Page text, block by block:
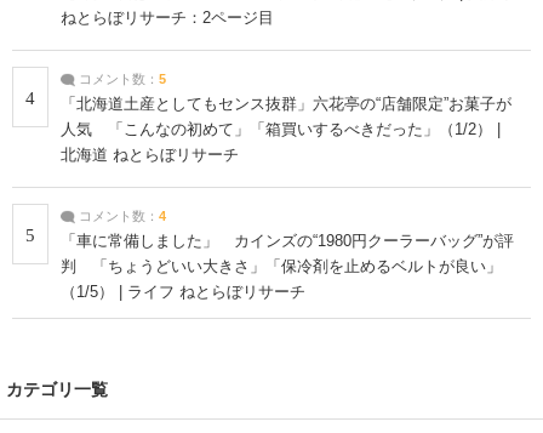
ねとらぼリサーチ：2ページ目
4
コメント数： 5
「北海道土産としてもセンス抜群」六花亭の“店舗限定”お菓子が
人気 「こんなの初めて」「箱買いするべきだった」（1/2） |
北海道 ねとらぼリサーチ
5
コメント数： 4
「車に常備しました」 カインズの“1980円クーラーバッグ”が評
判 「ちょうどいい大きさ」「保冷剤を止めるベルトが良い」
（1/5） | ライフ ねとらぼリサーチ
カテゴリ一覧